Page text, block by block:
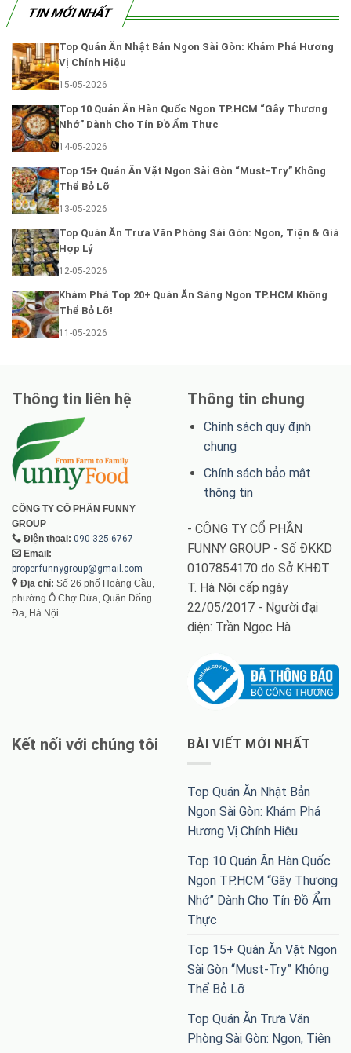
TIN MỚI NHẤT
Top Quán Ăn Nhật Bản Ngon Sài Gòn: Khám Phá Hương
Vị Chính Hiệu
15-05-2026
Top 10 Quán Ăn Hàn Quốc Ngon TP.HCM “Gây Thương
Nhớ” Dành Cho Tín Đồ Ẩm Thực
14-05-2026
Top 15+ Quán Ăn Vặt Ngon Sài Gòn “Must-Try” Không
Thể Bỏ Lỡ
13-05-2026
Top Quán Ăn Trưa Văn Phòng Sài Gòn: Ngon, Tiện & Giá
Hợp Lý
12-05-2026
Khám Phá Top 20+ Quán Ăn Sáng Ngon TP.HCM Không
Thể Bỏ Lỡ!
11-05-2026
Thông tin liên hệ
CÔNG TY CỔ PHẦN FUNNY
GROUP
Điện thoại: 090 325 6767
Email:
proper.funnygroup@gmail.com
Địa chỉ: Số 26 phố Hoàng Cầu,
phường Ô Chợ Dừa, Quận Đống
Đa, Hà Nội
Thông tin chung
Chính sách quy định
chung
Chính sách bảo mật
thông tin
- CÔNG TY CỔ PHẦN
FUNNY GROUP - Số ĐKKD
0107854170 do Sở KHĐT
T. Hà Nội cấp ngày
22/05/2017 - Người đại
diện: Trần Ngọc Hà
Kết nối với chúng tôi BÀI VIẾT MỚI NHẤT
Top Quán Ăn Nhật Bản
Ngon Sài Gòn: Khám Phá
Hương Vị Chính Hiệu
Top 10 Quán Ăn Hàn Quốc
Ngon TP.HCM “Gây Thương
Nhớ” Dành Cho Tín Đồ Ẩm
Thực
Top 15+ Quán Ăn Vặt Ngon
Sài Gòn “Must-Try” Không
Thể Bỏ Lỡ
Top Quán Ăn Trưa Văn
Phòng Sài Gòn: Ngon, Tiện